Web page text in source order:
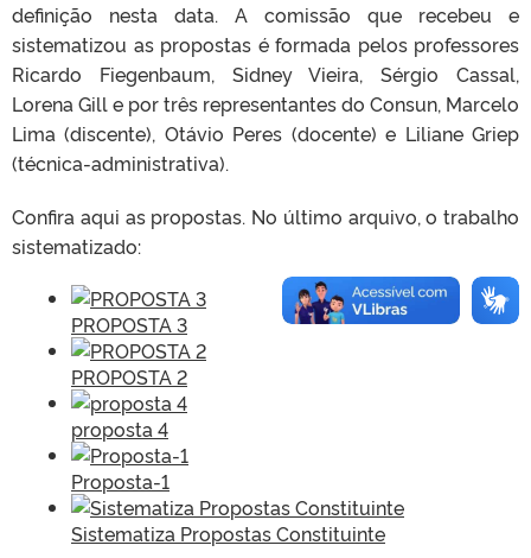
definição nesta data. A comissão que recebeu e
sistematizou as propostas é formada pelos professores
Ricardo Fiegenbaum, Sidney Vieira, Sérgio Cassal,
Lorena Gill e por três representantes do Consun, Marcelo
Lima (discente), Otávio Peres (docente) e Liliane Griep
(técnica-administrativa).
Confira aqui as propostas. No último arquivo, o trabalho
sistematizado:
PROPOSTA 3
PROPOSTA 2
proposta 4
Proposta-1
Sistematiza Propostas Constituinte